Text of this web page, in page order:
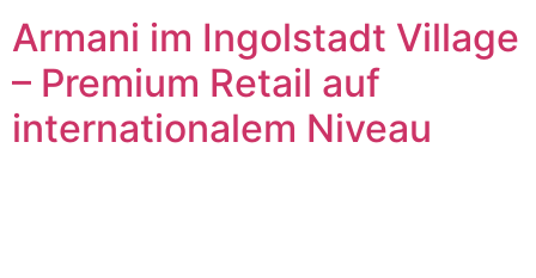
Armani im Ingolstadt Village
– Premium Retail auf
internationalem Niveau